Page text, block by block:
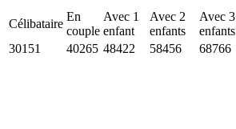
Célibataire
En
couple
Avec 1
enfant
Avec 2
enfants
Avec 3
enfants
30151
40265 48422 58456 68766